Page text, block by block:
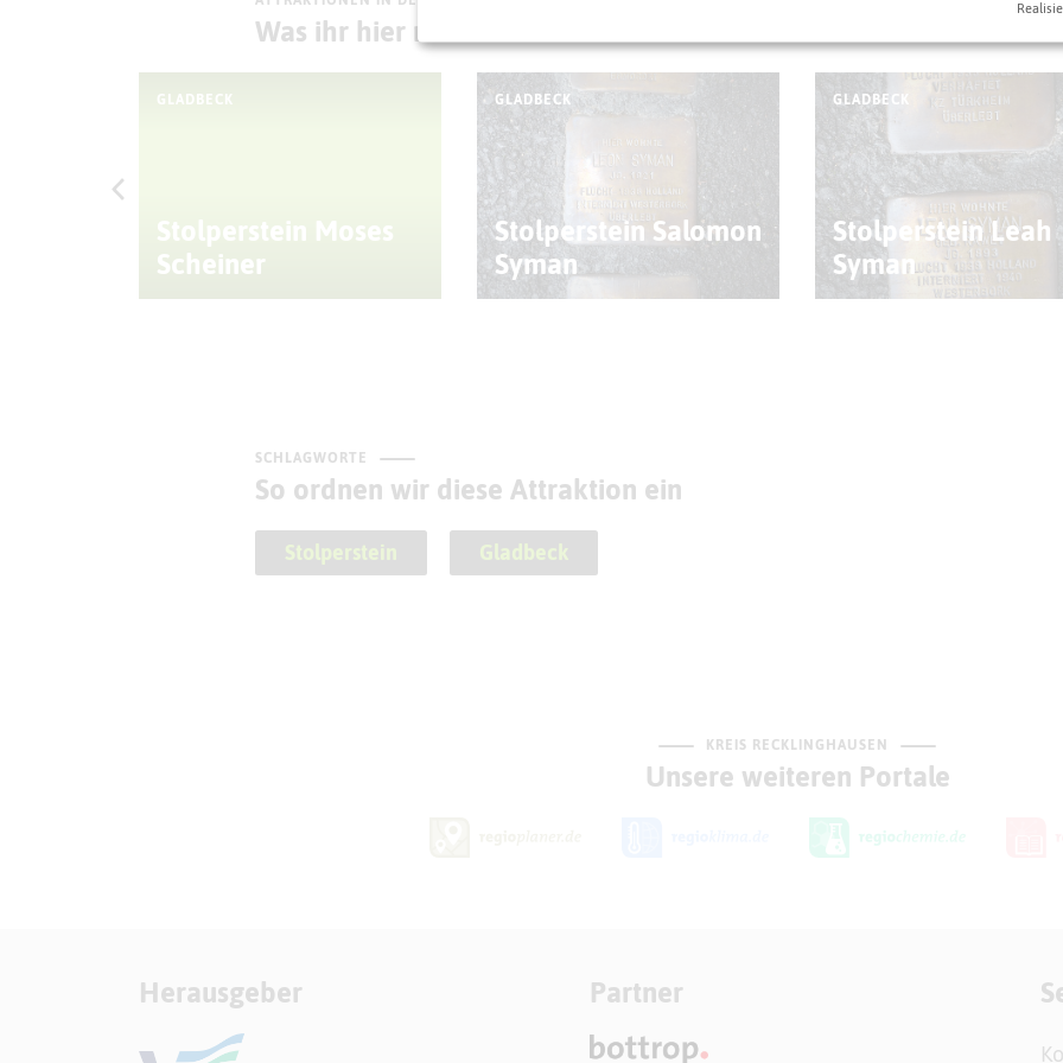
Was ihr hier noch erleben könnt
GLADBECK
Stolperstein Moses
Scheiner
GLADBECK
Stolperstein Salomon
Syman
GLADBECK
Stolperstein Leah
Syman
SCHLAGWORTE
So ordnen wir diese Attraktion ein
Stolperstein Gladbeck
KREIS RECKLINGHAUSEN
Unsere weiteren Portale
Herausgeber Partner